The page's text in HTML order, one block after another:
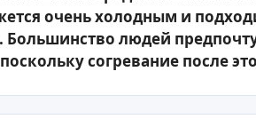
очень холодным и
Большинство людей
согревание после